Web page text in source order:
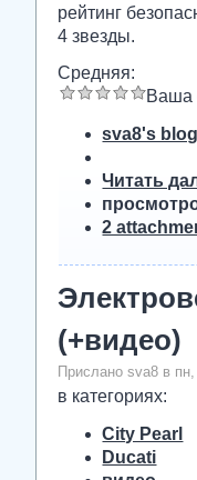
рейтинг
4 звезды.
Средняя:
Ваша
sva8's blog
Читать
2
(+видео)
Прислано sva8 в
в категориях:
City Pearl
Ducati